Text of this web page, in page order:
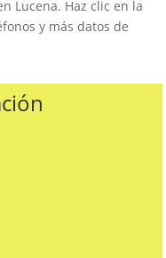
Lucena. Haz clic en la
y más datos de